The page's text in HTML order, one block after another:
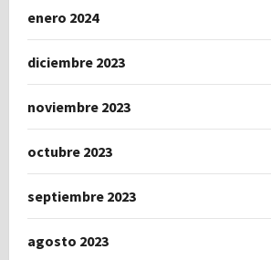
enero 2024
diciembre 2023
noviembre 2023
octubre 2023
septiembre 2023
agosto 2023